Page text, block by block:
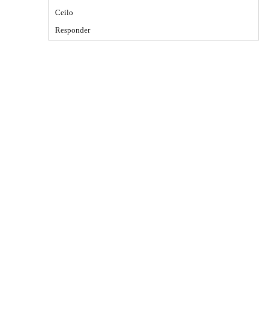
Ceilo
Responder